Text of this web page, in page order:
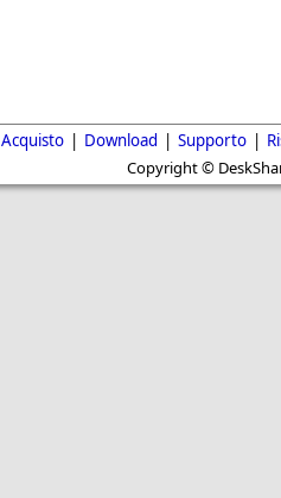
Acquisto | Download | Supporto |
Copyright ©